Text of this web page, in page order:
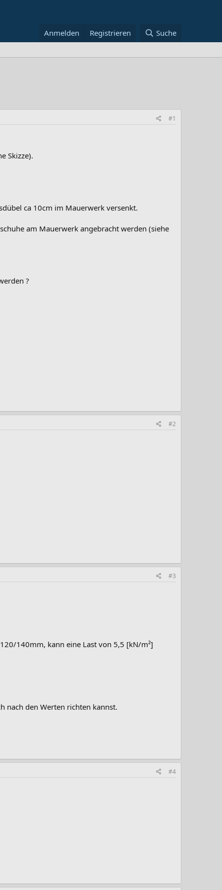
Anmelden Registrieren Suche
#1
Skizze).
ca 10cm im Mauerwerk versenkt.
am Mauerwerk angebracht werden (siehe
?
#2
#3
140mm, kann eine Last von 5,5 [kN/m²]
nach den Werten richten kannst.
#4